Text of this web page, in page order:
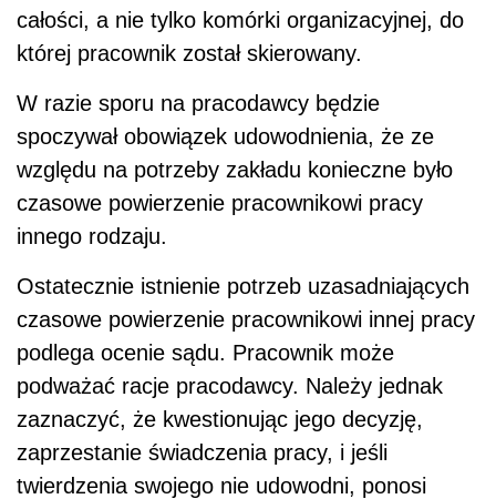
całości, a nie tylko komórki organizacyjnej, do
której pracownik został skierowany.
W razie sporu na pracodawcy będzie
spoczywał obowiązek udowodnienia, że ze
względu na potrzeby zakładu konieczne było
czasowe powierzenie pracownikowi pracy
innego rodzaju.
Ostatecznie istnienie potrzeb uzasadniających
czasowe powierzenie pracownikowi innej pracy
podlega ocenie sądu. Pracownik może
podważać racje pracodawcy. Należy jednak
zaznaczyć, że kwestionując jego decyzję,
zaprzestanie świadczenia pracy, i jeśli
twierdzenia swojego nie udowodni, ponosi